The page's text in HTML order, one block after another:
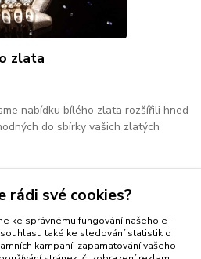
zlata
nabídku bílého zlata rozšířili hned
do sbírky vašich zlatých
z 1
rádi své cookies?
ke správnému fungování našeho e-
také ke sledování statistik o
kampaní, zapamatování vašeho